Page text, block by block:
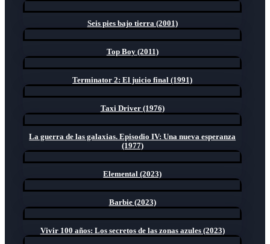
Seis pies bajo tierra (2001)
Top Boy (2011)
Terminator 2: El juicio final (1991)
Taxi Driver (1976)
La guerra de las galaxias. Episodio IV: Una nueva esperanza
(1977)
Elemental (2023)
Barbie (2023)
Vivir 100 años: Los secretos de las zonas azules (2023)